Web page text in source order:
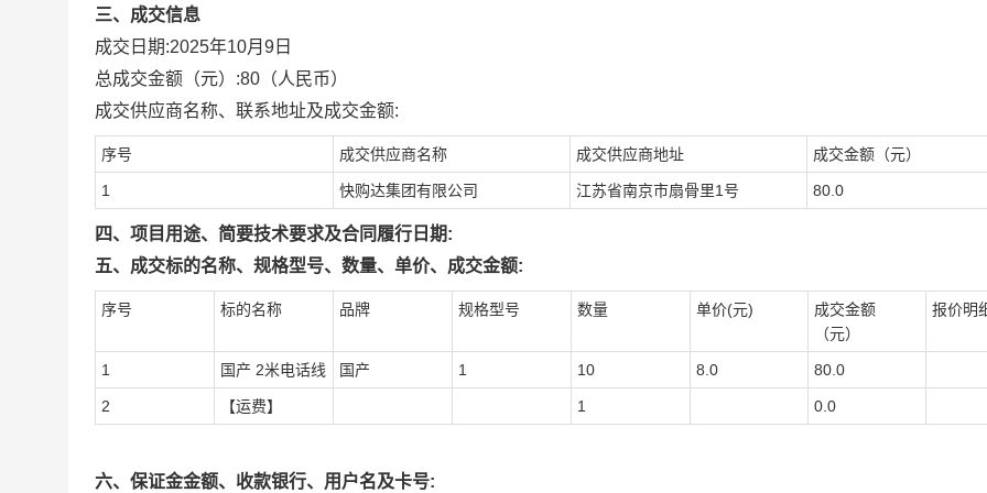
三、成交信息
成交日期:2025年10月9日
总成交金额（元）:80 （人民币）
成交供应商名称、联系地址及成交金额:
序号 成交供应商名称 成交供应商地址 成交金额（元）
1 快购达集团有限公司 江苏省南京市扇骨里1号 80.0
四、项目用途、简要技术要求及合同履行日期:
五、成交标的名称、规格型号、数量、单价、成交金额:
序号 标的名称 品牌 规格型号 数量 单价(元)
成交金额
（元）
报价明
1 国产 2米电话线 国产 1 10 8.0 80.0
2 【运费】 1 0.0
六、保证金金额、收款银行、用户名及卡号: